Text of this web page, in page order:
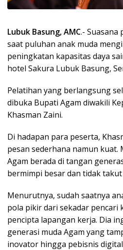
Lubuk Basung, AMC.- Suasana
saat puluhan anak muda
peningkatan kapasitas daya
hotel Sakura Lubuk Basung,
Pelatihan yang berlangsung
dibuka Bupati Agam diwakili
Khasman Zaini.
Di hadapan para peserta,
pesan sederhana namun kuat.
Agam berada di tangan
bermimpi besar dan tidak
Menurutnya, sudah saatnya
pola pikir dari sekadar pencari
pencipta lapangan kerja. Dia
generasi muda Agam yang
inovator hingga pebisnis